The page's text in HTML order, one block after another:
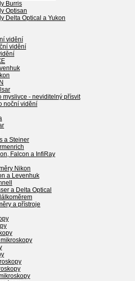
Burris
Optisan
Delta Optical a Yukon
vidění
vidění
myslivce - neviditelný přísvit
noční vidění
a Steiner
Falcon a InfiRay
Nikon
a Levenhuk
a Delta Optical
a přístroje